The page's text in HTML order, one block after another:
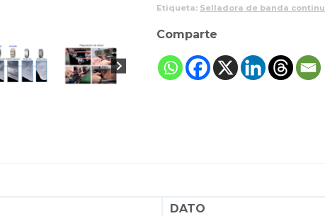
Etiqueta: Selladora de banda
Comparte
DATO